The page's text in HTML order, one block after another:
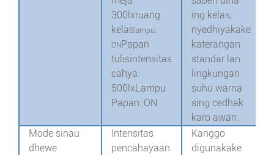
300lxruang
kelas lampu:
ON Papan
tulisintensitas
cahya:
500lxLampu
Papan: ON
ing kelas,
nyedhiyakake
katerangan
standar lan
lingkungan
suhu warna
sing cedhak
karo awan.
Mode sinau
dhewe
Intensitas
pencahayaan
Kanggo
digunakake